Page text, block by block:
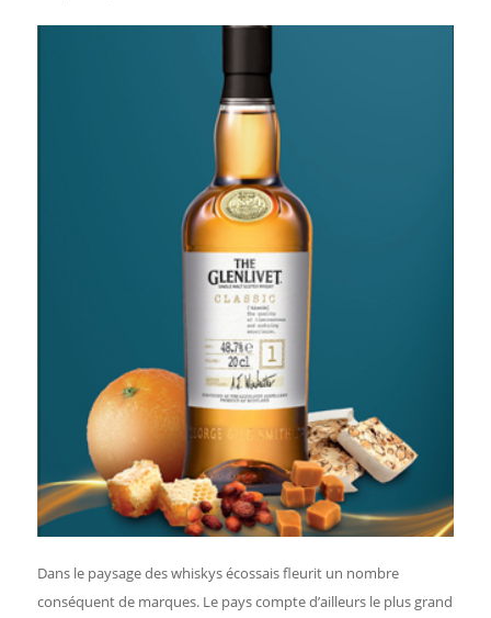
Dans le paysage des whiskys écossais fleurit un nombre
conséquent de marques. Le pays compte d’ailleurs le plus grand